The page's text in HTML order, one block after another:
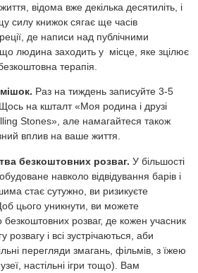
відома вже декілька десятиліть, і
силу книжок сягає ще часів
де написи над публічними
що людина заходить у місце, яке зцілює
терапія.
Раз на тиждень записуйте 3-5
на кшталт «Моя родина і друзі
Stones», але намагайтеся також
вплив на ваше життя.
безкоштовних розваг. У більшості
навколо відвідування барів і
стає сутужно, ви ризикуєте
цього уникнути, ви можете
безкоштовних розваг, де кожен учасник
розвагу і всі зустрічаються, аби
перегляди змагань, фільмів, з їжею
настільні ігри тощо). Вам